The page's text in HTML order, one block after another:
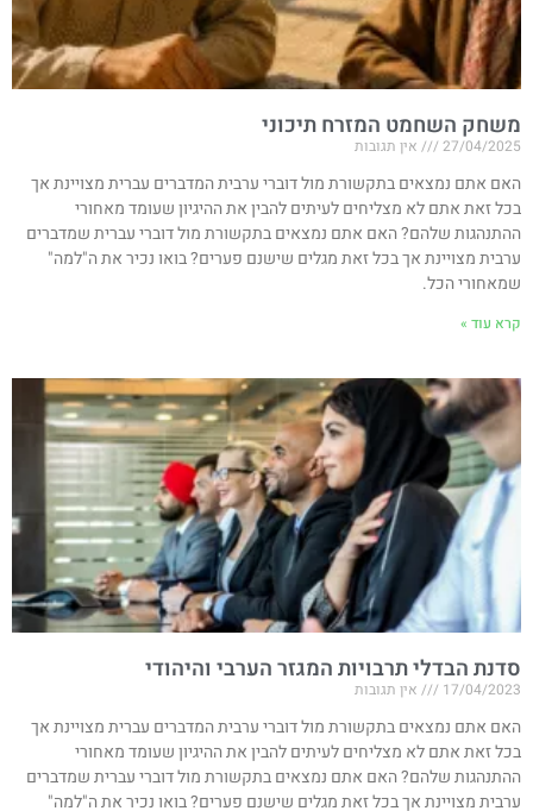
משחק השחמט המזרח תיכוני
27/04/2025 אין תגובות
האם אתם נמצאים בתקשורת מול דוברי ערבית המדברים עברית מצויינת אך
בכל זאת אתם לא מצליחים לעיתים להבין את ההיגיון שעומד מאחורי
ההתנהגות שלהם? האם אתם נמצאים בתקשורת מול דוברי עברית שמדברים
ערבית מצויינת אך בכל זאת מגלים שישנם פערים? בואו נכיר את ה"למה"
שמאחורי הכל.
קרא עוד »
סדנת הבדלי תרבויות המגזר הערבי והיהודי
17/04/2023 אין תגובות
האם אתם נמצאים בתקשורת מול דוברי ערבית המדברים עברית מצויינת אך
בכל זאת אתם לא מצליחים לעיתים להבין את ההיגיון שעומד מאחורי
ההתנהגות שלהם? האם אתם נמצאים בתקשורת מול דוברי עברית שמדברים
ערבית מצויינת אך בכל זאת מגלים שישנם פערים? בואו נכיר את ה"למה"